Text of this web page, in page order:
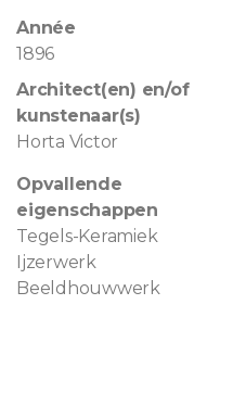
Année
1896
Architect(en) en/of
kunstenaar(s)
Horta Victor
Opvallende
eigenschappen
Tegels-Keramiek
Ijzerwerk
Beeldhouwwerk